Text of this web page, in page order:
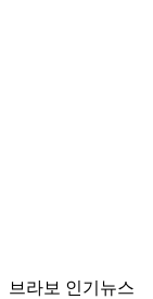
브라보 인기뉴스